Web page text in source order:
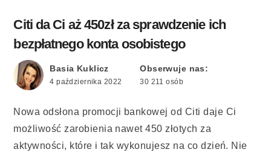
Citi da Ci aż 450zł za sprawdzenie ich
bezpłatnego konta osobistego
Basia Kuklicz
4 października 2022
Obserwuje nas:
30 211 osób
Nowa odsłona promocji bankowej od Citi daje Ci
możliwość zarobienia nawet 450 złotych za
aktywności, które i tak wykonujesz na co dzień. Nie